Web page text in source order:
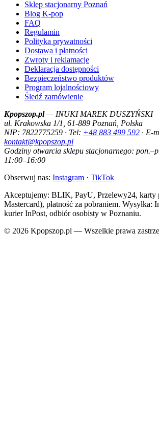
Sklep stacjonarny Poznań
Blog K-pop
FAQ
Regulamin
Polityka prywatności
Dostawa i płatności
Zwroty i reklamacje
Deklaracja dostępności
Bezpieczeństwo produktów
Program lojalnościowy
Śledź zamówienie
Kpopszop.pl— INUKI MAREK DUSZYŃSKI
ul. Krakowska 1/1, 61-889 Poznań, Polska
NIP: 7822775259 · Tel: +48 883 499 592 · E-
kontakt@kpopszop.pl
Godziny otwarcia sklepu stacjonarnego:
11:00–16:00
Obserwuj nas: Instagram · TikTok
Akceptujemy: BLIK, PayU, Przelewy24, karty
Mastercard), płatność za pobraniem. Wysyłka:
kurier InPost, odbiór osobisty w Poznaniu.
© 2026 Kpopszop.pl — Wszelkie prawa